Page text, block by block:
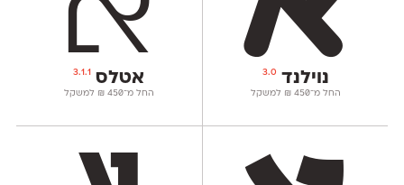
נוילנד 3.0
החל מ־450
₪ למשקל
אטלס 3.1.1
החל מ־450
₪ למשקל